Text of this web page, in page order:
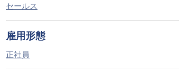
セールス
雇用形態
正社員